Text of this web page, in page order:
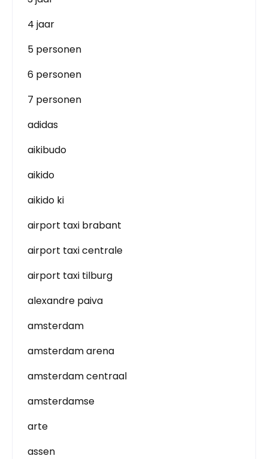
4 jaar
5 personen
6 personen
7 personen
adidas
aikibudo
aikido
aikido ki
airport taxi brabant
airport taxi centrale
airport taxi tilburg
alexandre paiva
amsterdam
amsterdam arena
amsterdam centraal
amsterdamse
arte
assen